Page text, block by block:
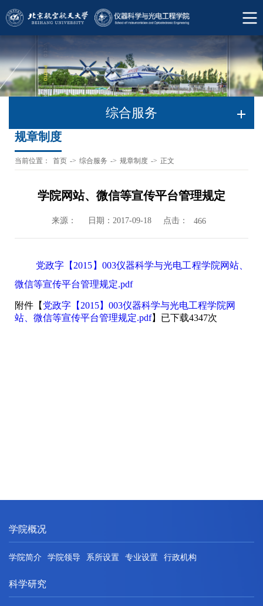
综合服务
规章制度
当前位置： 首页 -> 综合服务 -> 规章制度 -> 正文
学院网站、微信等宣传平台管理规定
来源： 日期：2017-09-18 点击： 466
党政字【2015】003仪器科学与光电工程学院网站、
微信等宣传平台管理规定.pdf
附件【 党政字【2015】003仪器科学与光电工程学院网
站、微信等宣传平台管理规定.pdf】已下载4347次
学院概况
学院简介 学院领导 系所设置 专业设置 行政机构
科学研究